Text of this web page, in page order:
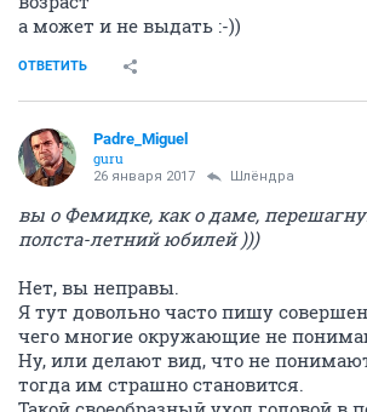
а может и не выдать :-))
ОТВЕТИТЬ
Padre_Miguel
guru
26 января 2017 Шлёндра
вы о Фемидке, как о даме,
полста-летний юбилей )))
Нет, вы неправы.
Я тут довольно часто пишу
чего многие окружающие не
Ну, или делают вид, что не
тогда им страшно становится.